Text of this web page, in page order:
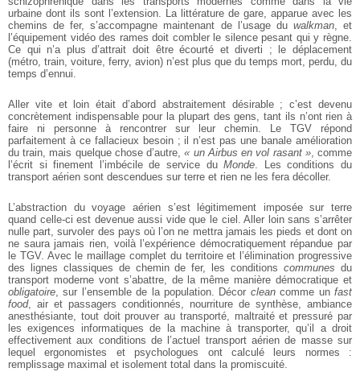
urbaine dont ils sont l’extension. La littérature de gare, apparue avec les
chemins de fer, s’accompagne maintenant de l’usage du walkman, et
l’équipement vidéo des rames doit combler le silence pesant qui y règne.
Ce qui n’a plus d’attrait doit être écourté et diverti ; le déplacement
(métro, train, voiture, ferry, avion) n’est plus que du temps mort, perdu, du
temps d’ennui.
Aller vite et loin était d’abord abstraitement désirable ; c’est devenu
concrètement indispensable pour la plupart des gens, tant ils n’ont rien à
faire ni personne à rencontrer sur leur chemin. Le TGV répond
parfaitement à ce fallacieux besoin ; il n’est pas une banale amélioration
du train, mais quelque chose d’autre,« un Airbus en vol rasant », comme
l’écrit si finement l’imbécile de service duMonde. Les conditions du
transport aérien sont descendues sur terre et rien ne les fera décoller.
L’abstraction du voyage aérien s’est légitimement imposée sur terre
quand celle-ci est devenue aussi vide que le ciel. Aller loin sans s’arrêter
nulle part, survoler des pays où l’on ne mettra jamais les pieds et dont on
ne saura jamais rien, voilà l’expérience démocratiquement répandue par
le TGV. Avec le maillage complet du territoire et l’élimination progressive
des lignes classiques de chemin de fer, les conditionscommunes du
transport moderne vont s’abattre, de la même manière démocratique et
obligatoire, sur l’ensemble de la population. Décor cleancomme unfast
food, air et passagers conditionnés, nourriture de synthèse, ambiance
anesthésiante, tout doit prouver au transporté, maltraité et pressuré par
les exigences informatiques de la machine à transporter, qu’il a droit
effectivement aux conditions de l’actuel transport aérien de masse sur
lequel ergonomistes et psychologues ont calculé leurs normes :
remplissage maximal et isolement total dans la promiscuité.